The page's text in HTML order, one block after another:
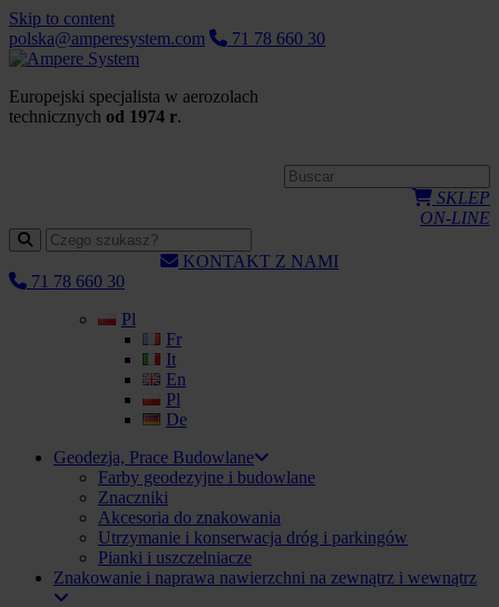
Skip to content
polska@amperesystem.com
71 78 660 30
Europejski specjalista w aerozolach
technicznych od 1974 r.
SKLEP
ON-LINE
KONTAKT Z NAMI
71 78 660 30
Pl
Fr
It
En
Pl
De
Geodezja, Prace Budowlane
Farby geodezyjne i budowlane
Znaczniki
Akcesoria do znakowania
Utrzymanie i konserwacja dróg i parkingów
Pianki i uszczelniacze
Znakowanie i naprawa nawierzchni na zewnątrz i wewnątrz